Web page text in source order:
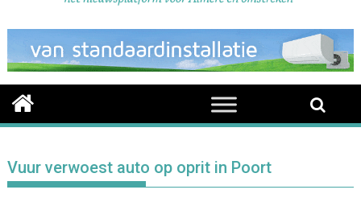
Vuur verwoest auto op oprit in Poort